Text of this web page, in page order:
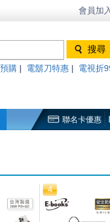
會員加
購 電鬍刀特惠
電視折
聯名卡優惠
4